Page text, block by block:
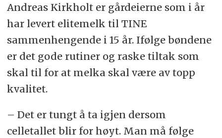
Andreas Kirkholt er gårdeierne som i år
har levert elitemelk til TINE
sammenhengende i 15 år. Ifølge bøndene
er det gode rutiner og raske tiltak som
skal til for at melka skal være av topp
kvalitet.
– Det er tungt å ta igjen dersom
celletallet blir for høyt. Man må følge